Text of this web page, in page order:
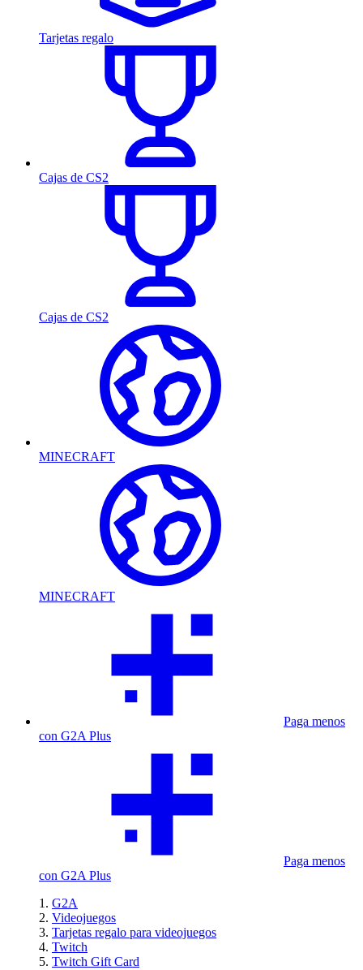
Tarjetas regalo
Cajas de CS2
Cajas de CS2
MINECRAFT
MINECRAFT
Paga menos
con G2A Plus
Paga menos
con G2A Plus
G2A
Videojuegos
Tarjetas regalo para videojuegos
Twitch
Twitch Gift Card